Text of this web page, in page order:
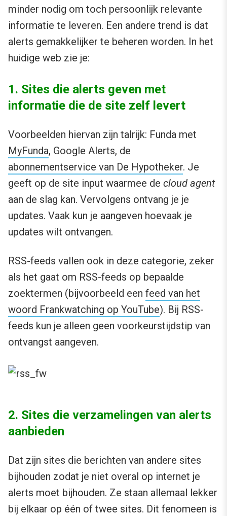
minder nodig om toch persoonlijk relevante
informatie te leveren. Een andere trend is dat
alerts gemakkelijker te beheren worden. In het
huidige web zie je:
1. Sites die alerts geven met
informatie die de site zelf levert
Voorbeelden hiervan zijn talrijk: Funda met
MyFunda, Google Alerts, de
abonnementservice van De Hypotheker. Je
geeft op de site input waarmee de cloud agent
aan de slag kan. Vervolgens ontvang je je
updates. Vaak kun je aangeven hoevaak je
updates wilt ontvangen.
RSS-feeds vallen ook in deze categorie, zeker
als het gaat om RSS-feeds op bepaalde
zoektermen (bijvoorbeeld een feed van het
woord Frankwatching op YouTube). Bij RSS-
feeds kun je alleen geen voorkeurstijdstip van
ontvangst aangeven.
2. Sites die verzamelingen van alerts
aanbieden
Dat zijn sites die berichten van andere sites
bijhouden zodat je niet overal op internet je
alerts moet bijhouden. Ze staan allemaal lekker
bij elkaar op één of twee sites. Dit fenomeen is